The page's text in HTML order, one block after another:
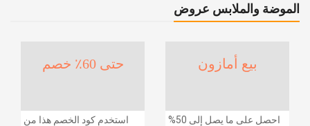
الموضة والملابس عروض
حتى 60٪ خصم
استخدم كود الخصم هذا من
بيع أمازون
احصل على ما يصل إلى 50%